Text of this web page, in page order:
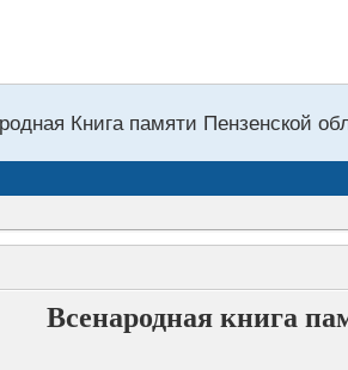
Книга памяти Пензенской
Всенародная книга